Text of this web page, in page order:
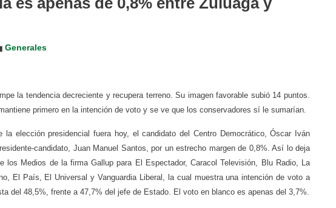
Generales
la tendencia decreciente y recupera terreno. Su imagen favorable subió 14 puntos.
primero en la intención de voto y se ve que los conservadores sí le sumarían.
la elección presidencial fuera hoy, el candidato del Centro Democrático, Óscar Iván
candidato, Juan Manuel Santos, por un estrecho margen de 0,8%. Así lo deja
los Medios de la firma Gallup para El Espectador, Caracol Televisión, Blu Radio, La
El País, El Universal y Vanguardia Liberal, la cual muestra una intención de voto a
del 48,5%, frente a 47,7% del jefe de Estado. El voto en blanco es apenas del 3,7%.